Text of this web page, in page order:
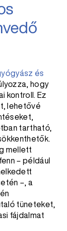
és
hogy
kontroll. Ez
lehetővé
tartható,
mellett
– például
–, a
tüneteket,
fájdalmat